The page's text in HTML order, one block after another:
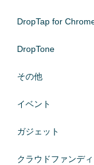
DropTap for
DropTone
その他
イベント
ガジェット
クラウドファンデ